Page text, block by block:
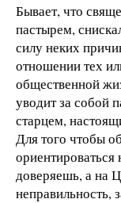
Бывает, что
пастырем,
силу неких
отношении тех
общественной
уводит за собой
старцем,
Для того чтобы
доверяешь, а на
неправильность,